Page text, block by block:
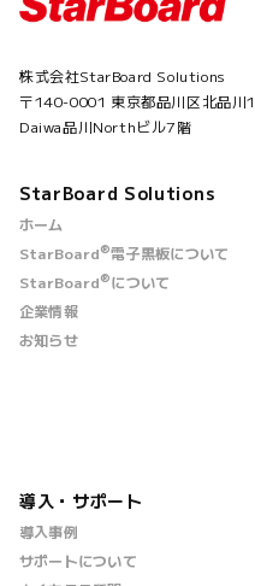
株式会社StarBoard Solutions
〒140-0001 東京都品川区北品川
Daiwa品川Northビル7階
StarBoard Solutions
ホーム
StarBoard®電子黒板について
StarBoard®について
企業情報
お知らせ
導入・サポート
導入事例
サポートについて